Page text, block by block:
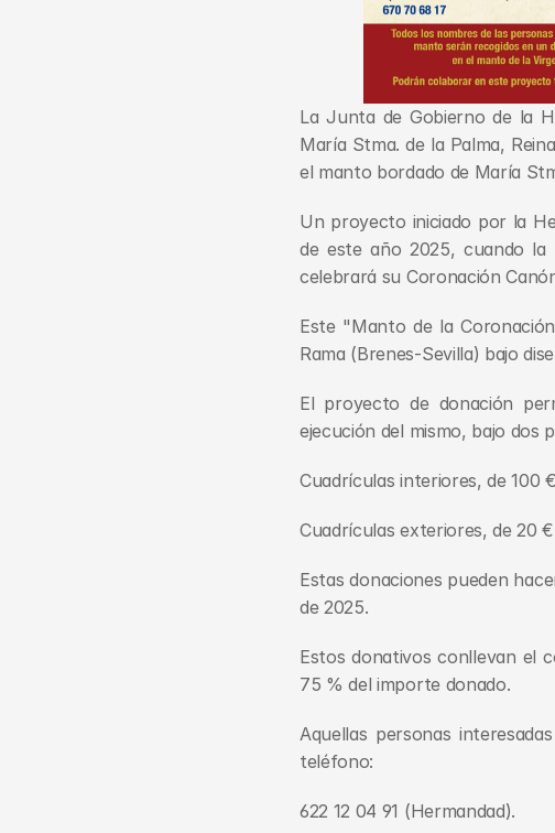
La Junta de Gobierno de la
María Stma. de la Palma,
el manto bordado de María
Un proyecto iniciado por la
de este año 2025, cuando la
celebrará su Coronación
Este "Manto de la
Rama (Brenes-Sevilla) bajo
El proyecto de donación
ejecución del mismo, bajo dos
Cuadrículas interiores, de 100
Cuadrículas exteriores, de 20
Estas donaciones pueden
de 2025.
Estos donativos conllevan el
75 % del importe donado.
Aquellas personas
teléfono:
622 12 04 91 (Hermandad).